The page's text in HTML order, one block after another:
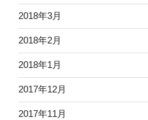
2018年3月
2018年2月
2018年1月
2017年12月
2017年11月